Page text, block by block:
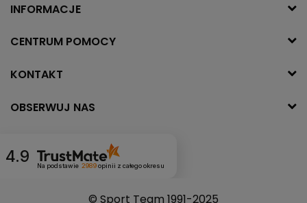
INFORMACJE
CENTRUM POMOCY
KONTAKT
OBSERWUJ NAS
4.9 Na podstawie 2989opinii z całego okresu
© Sport Team 1991-2025